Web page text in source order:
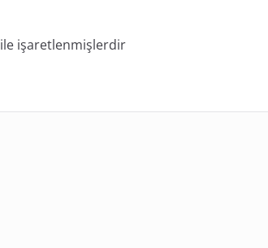
ile işaretlenmişlerdir